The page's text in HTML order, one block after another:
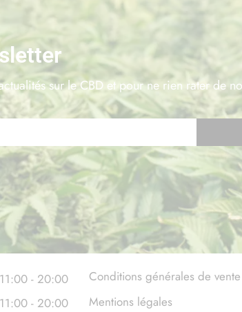
sur le CBD et pour ne rien rater de
11:00 - 20:00
11:00 - 20:00
Conditions générales de vente
Mentions légales